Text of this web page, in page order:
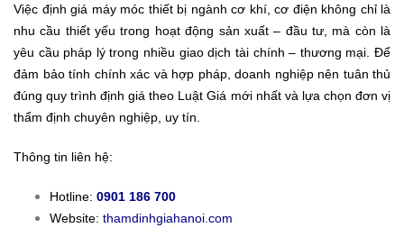
Việc định giá máy móc thiết bị ngành cơ khí, cơ điện không chỉ là
nhu cầu thiết yếu trong hoạt động sản xuất – đầu tư, mà còn là
yêu cầu pháp lý trong nhiều giao dịch tài chính – thương mại. Để
đảm bảo tính chính xác và hợp pháp, doanh nghiệp nên tuân thủ
đúng quy trình định giá theo Luật Giá mới nhất và lựa chọn đơn vị
thẩm định chuyên nghiệp, uy tín.
Thông tin liên hệ:
Hotline: 0901 186 700
Website: thamdinhgiahanoi.com